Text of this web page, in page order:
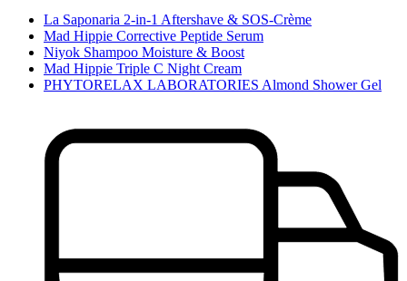
La Saponaria 2-in-1 Aftershave & SOS-Crème
Mad Hippie Corrective Peptide Serum
Niyok Shampoo Moisture & Boost
Mad Hippie Triple C Night Cream
PHYTORELAX LABORATORIES Almond Shower Gel